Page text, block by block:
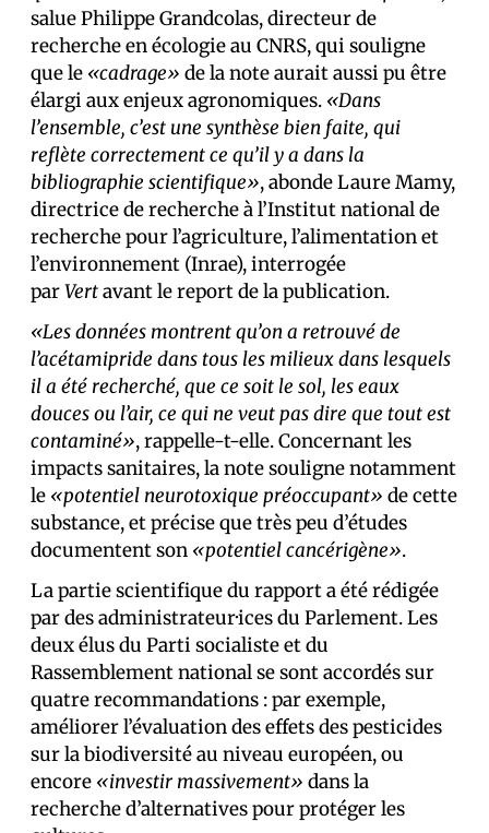
salue Philippe Grandcolas, directeur de
recherche en écologie au CNRS, qui souligne
que le «cadrage» de la note aurait aussi pu être
élargi aux enjeux agronomiques. «Dans
l’ensemble, c’est une synthèse bien faite, qui
reflète correctement ce qu’il y a dans la
bibliographie scientifique», abonde Laure Mamy,
directrice de recherche à l’Institut national de
recherche pour l’agriculture, l’alimentation et
l’environnement (Inrae), interrogée
parVertavant le report de la publication.
«Les données montrent qu’on a retrouvé de
l’acétamipride dans tous les milieux dans lesquels
il a été recherché, que ce soit le sol, les eaux
douces ou l’air, ce qui ne veut pas dire que tout est
contaminé», rappelle-t-elle. Concernant les
impacts sanitaires, la note souligne notamment
le «potentiel neurotoxique préoccupant» de cette
substance, et précise que très peu d’études
documentent son «potentiel cancérigène».
La partie scientifique du rapport a été rédigée
par des administrateur·ices du Parlement. Les
deux élus du Parti socialiste et du
Rassemblement national se sont accordés sur
quatre recommandations : par exemple,
améliorer l’évaluation des effets des pesticides
sur la biodiversité au niveau européen, ou
encore «investir massivement» dans la
recherche d’alternatives pour protéger les